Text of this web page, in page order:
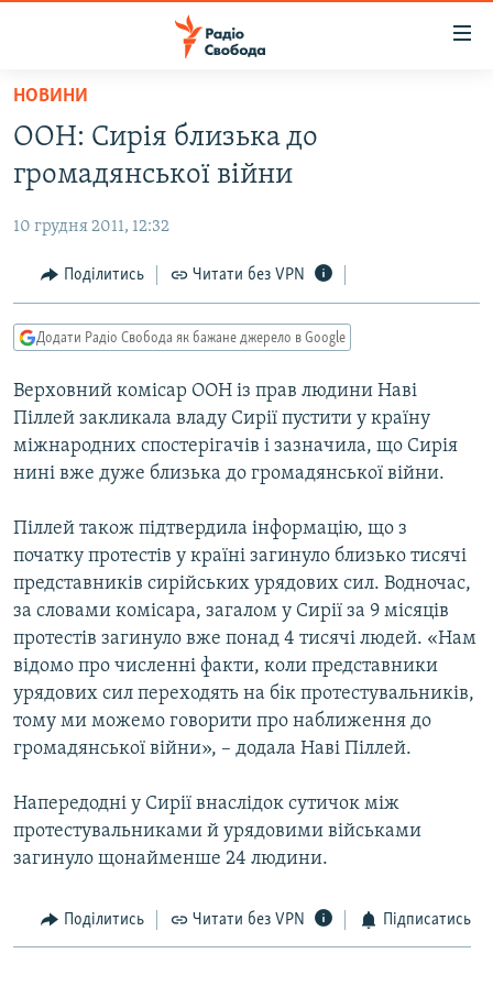
Перейти
основного
матеріалу
Перейти
до
навігації
Перейти
до
РАДІО СВОБОДА – 70 РОКІВ
ВСЕ ЗА ДОБУ
СТАТТІ
ПОЛІТИКА
ЕКОНОМІКА
КУЛЬТУРА
СПОРТ
СВІТ
ВІЙНА
РОСІЙСЬКА «ФІЛЬТРАЦІЯ»
КРИМ.РЕАЛІЇ
ТИ ЯК?
СХЕМИ
ПРИАЗОВ’Я
МУЛЬТИМЕДІА
ФОТО
СПЕЦПРОЄКТИ
ПОДКАСТИ
КРИМ РЕАЛІЇ
РУС
УКР
КТАТ
НОВИНИ
ООН: Сирія близька до
громадянської війни
10 грудня 2011, 12:32
Поділитись Читати без VPN
Додати Радіо Свобода як бажане джерело в Google
Верховний комісар ООН із прав людини Наві
Піллей закликала владу Сирії пустити у країну
міжнародних спостерігачів і зазначила, що Сирія
нині вже дуже близька до громадянської війни.
Піллей також підтвердила інформацію, що з
початку протестів у країні загинуло близько тисячі
представників сирійських урядових сил. Водночас,
за словами комісара, загалом у Сирії за 9 місяців
протестів загинуло вже понад 4 тисячі людей. «Нам
відомо про численні факти, коли представники
урядових сил переходять на бік протестувальників,
тому ми можемо говорити про наближення до
громадянської війни», – додала Наві Піллей.
Напередодні у Сирії внаслідок сутичок між
протестувальниками й урядовими військами
загинуло щонайменше 24 людини.
Поділитись Читати без VPN Підписатись